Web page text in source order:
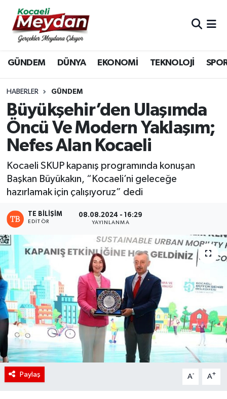
GÜNDEM DÜNYA EKONOMİ TEKNOLOJİ
HABERLER GÜNDEM
Büyükşehir’den Ulaşımda
Öncü Ve Modern Yaklaşım;
Nefes Alan Kocaeli
Kocaeli SKUP kapanış programında konuşan
Başkan Büyükakın, “Kocaeli’ni geleceğe
hazırlamak için çalışıyoruz” dedi
TE BILIŞIM
EDITÖR
08.08.2024 - 16:29
YAYINLANMA
Paylaş A- A+
Nöbetçi Eczaneler
Hava Durumu
Trafik Durumu
Süper Lig Puan Durumu ve Fikstür
Tüm Manşetler
Son Dakika Haberleri
Haber Arşivi